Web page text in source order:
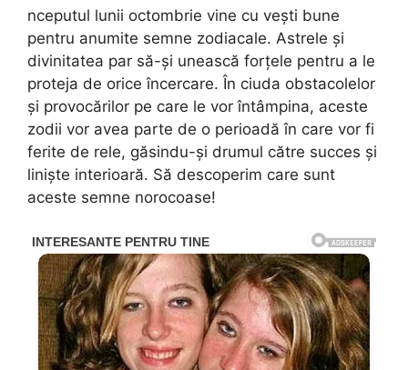
nceputul lunii octombrie vine cu vești bune
pentru anumite semne zodiacale. Astrele și
divinitatea par să-și unească forțele pentru a le
proteja de orice încercare. În ciuda obstacolelor
și provocărilor pe care le vor întâmpina, aceste
zodii vor avea parte de o perioadă în care vor fi
ferite de rele, găsindu-și drumul către succes și
liniște interioară. Să descoperim care sunt
aceste semne norocoase!